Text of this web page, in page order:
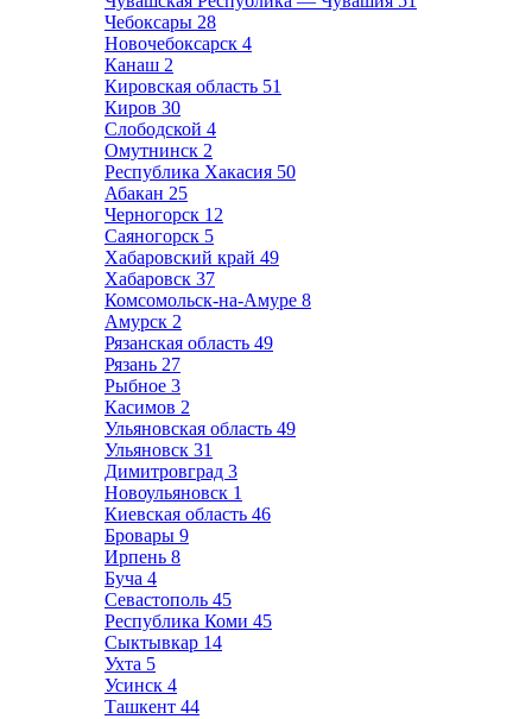
Чебоксары 28
Новочебоксарск 4
Канаш 2
Кировская область 51
Киров 30
Слободской 4
Омутнинск 2
Республика Хакасия 50
Абакан 25
Черногорск 12
Саяногорск 5
Хабаровский край 49
Хабаровск 37
Комсомольск-на-Амуре 8
Амурск 2
Рязанская область 49
Рязань 27
Рыбное 3
Касимов 2
Ульяновская область 49
Ульяновск 31
Димитровград 3
Новоульяновск 1
Киевская область 46
Бровары 9
Ирпень 8
Буча 4
Севастополь 45
Республика Коми 45
Сыктывкар 14
Ухта 5
Усинск 4
Ташкент 44